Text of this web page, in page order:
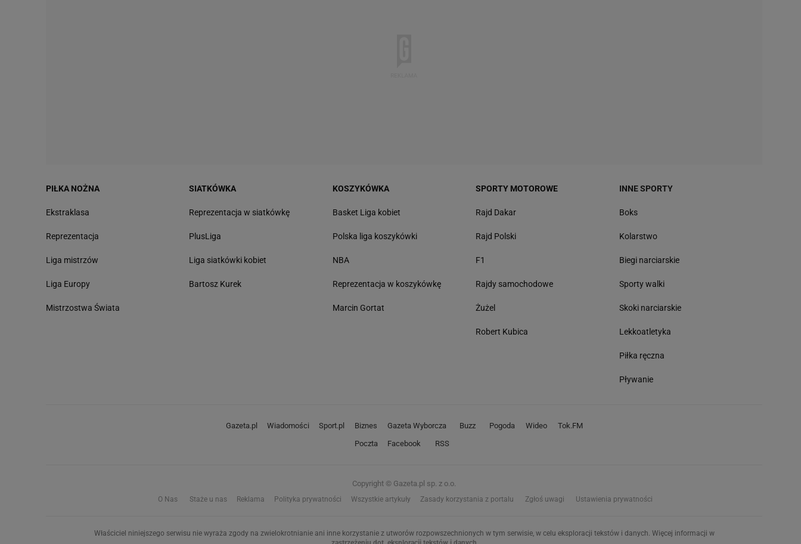
PIŁKA NOŻNA
Ekstraklasa
Reprezentacja
Liga mistrzów
Liga Europy
Mistrzostwa Świata
SIATKÓWKA
Reprezentacja w siatkówkę
PlusLiga
Liga siatkówki kobiet
Bartosz Kurek
KOSZYKÓWKA
Basket Liga kobiet
Polska liga koszykówki
NBA
Reprezentacja w koszykówkę
Marcin Gortat
SPORTY MOTOROWE
Rajd Dakar
Rajd Polski
F1
Rajdy samochodowe
Żużel
Robert Kubica
INNE SPORTY
Boks
Kolarstwo
Biegi narciarskie
Sporty walki
Skoki narciarskie
Lekkoatletyka
Piłka ręczna
Pływanie
Gazeta.pl Wiadomości Sport.pl Biznes Gazeta Wyborcza Buzz Pogoda Wideo
Tok.FM
Poczta
Facebook RSS
Copyright © Gazeta.pl sp. z o.o.
O Nas Staże u nas Reklama Polityka prywatności Wszystkie artykuły Zasady korzystania z portalu Zgłoś uwagi Ustawienia prywatności
Właściciel niniejszego serwisu nie wyraża zgody na zwielokrotnianie ani inne korzystanie z utworów rozpowszechnionych w tym serwisie, w celu eksploracji tekstów i danych. Więcej informacji w